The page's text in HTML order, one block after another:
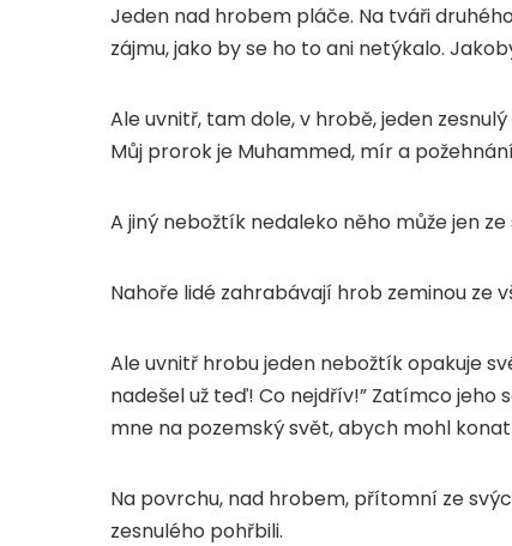
Jeden nad hrobem pláče. Na tváři
zájmu, jako by se ho to ani netýkalo.
Ale uvnitř, tam dole, v hrobě, jeden
Můj prorok je Muhammed, mír a
A jiný nebožtík nedaleko něho může jen
Nahoře lidé zahrabávají hrob zeminou ze
Ale uvnitř hrobu jeden nebožtík opakuje
nadešel už teď! Co nejdřív!” Zatímco jeho
mne na pozemský svět, abych mohl
Na povrchu, nad hrobem, přítomní ze
zesnulého pohřbili.